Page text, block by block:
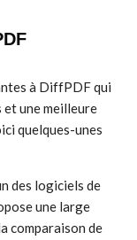
à DiffPDF qui
une meilleure
quelques-unes
des logiciels de
une large
comparaison de